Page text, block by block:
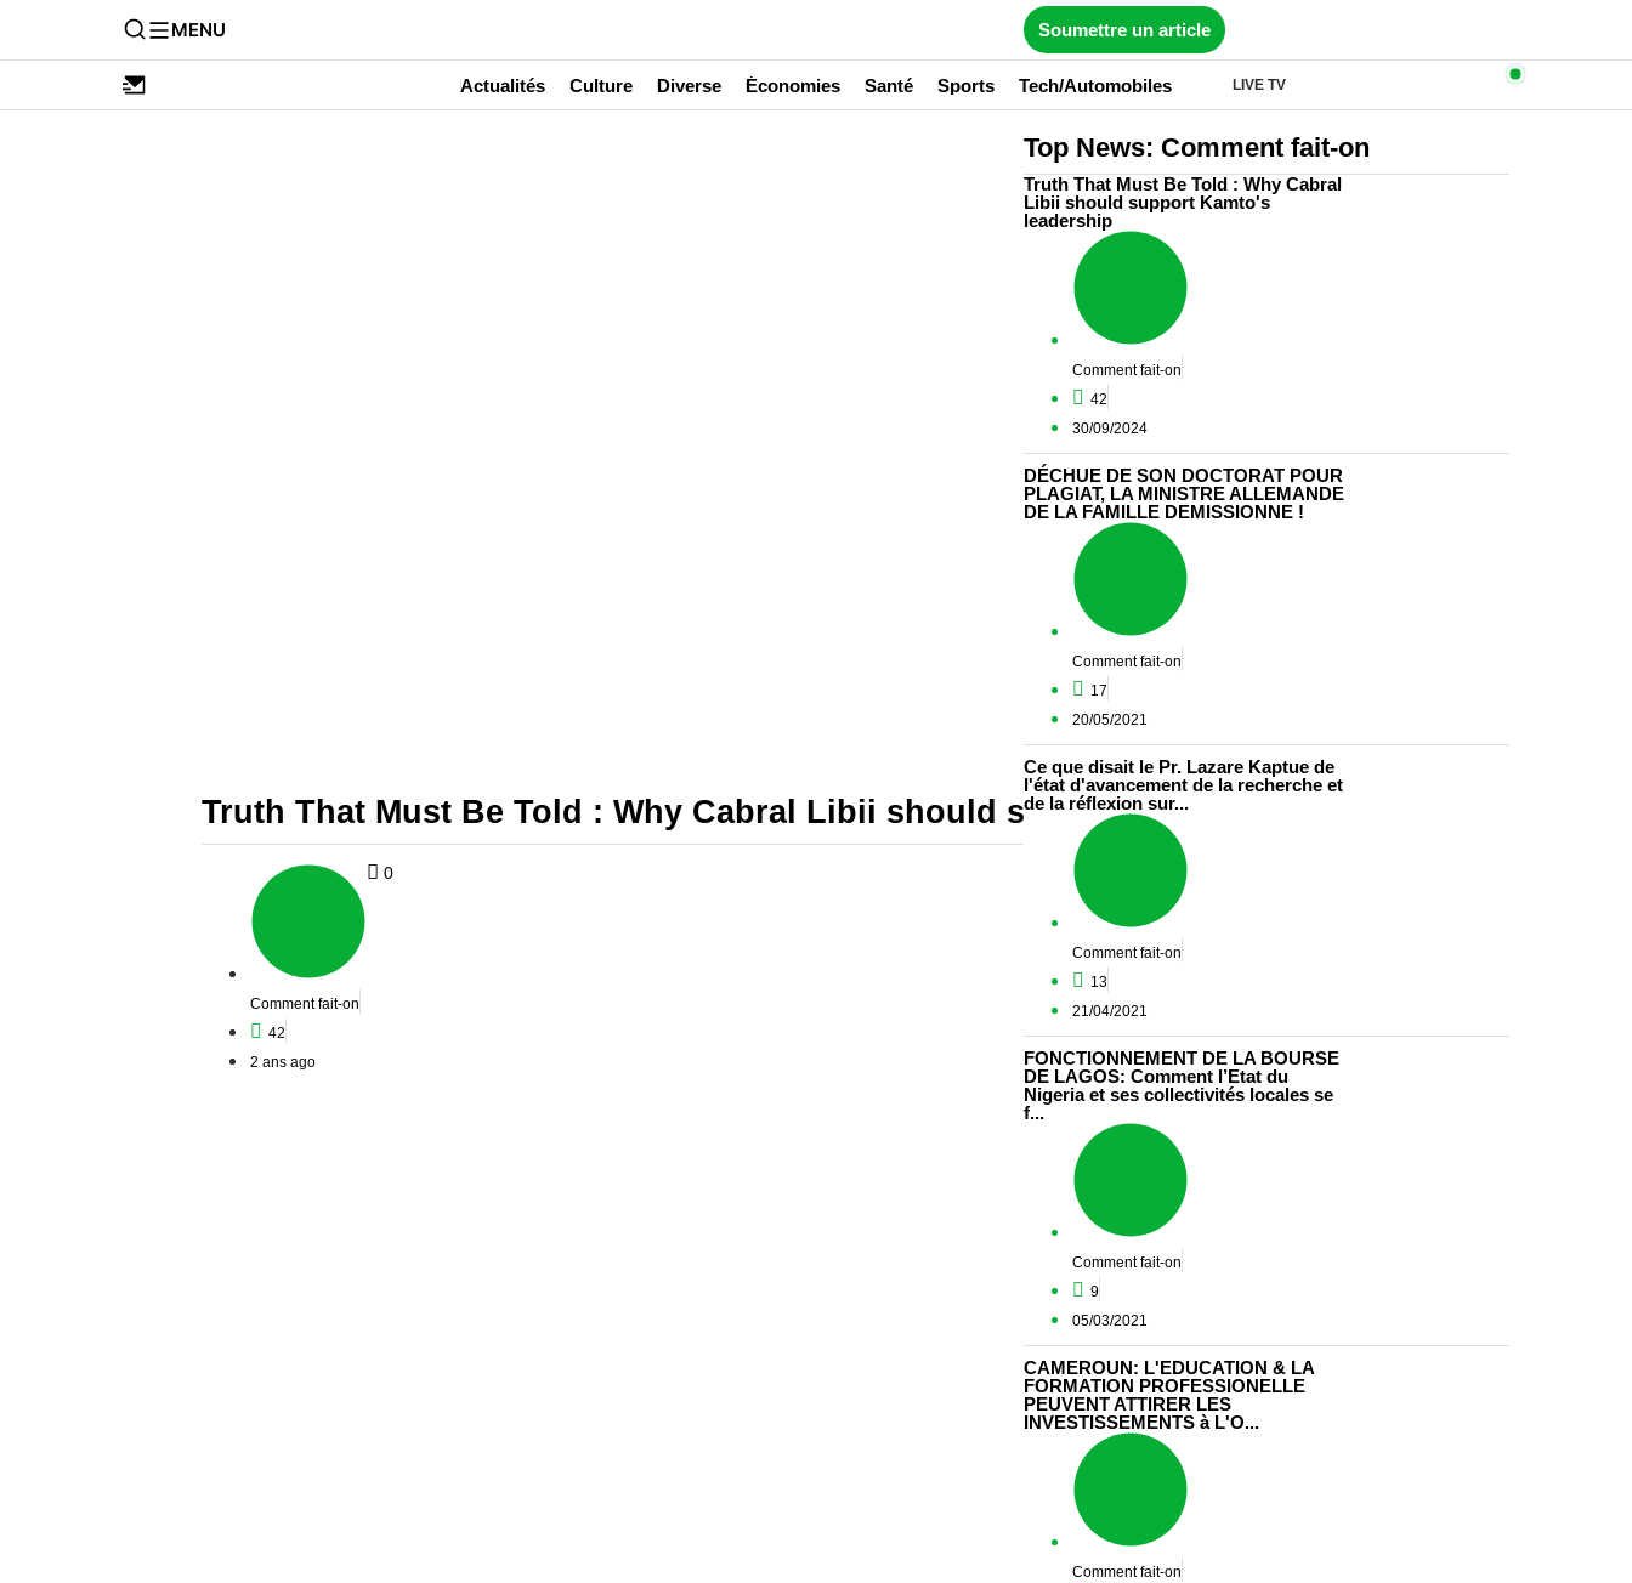
MENU Soumettre un article
Actualités Culture Diverse Économies Santé Sports Tech/Automobiles LIVE TV
Truth That Must Be Told : Why Cabral Libii should support Kamto’s leadership
Comment fait-on
42
2 ans ago
0
Top News: Comment fait-on
Truth That Must Be Told : Why Cabral
Libii should support Kamto's
leadership
Comment fait-on
42
30/09/2024
DÉCHUE DE SON DOCTORAT POUR
PLAGIAT, LA MINISTRE ALLEMANDE
DE LA FAMILLE DEMISSIONNE !
Comment fait-on
17
20/05/2021
Ce que disait le Pr. Lazare Kaptue de
l'état d'avancement de la recherche et
de la réflexion sur...
Comment fait-on
13
21/04/2021
FONCTIONNEMENT DE LA BOURSE
DE LAGOS: Comment l’Etat du
Nigeria et ses collectivités locales se
f...
Comment fait-on
9
05/03/2021
CAMEROUN: L'EDUCATION & LA
FORMATION PROFESSIONELLE
PEUVENT ATTIRER LES
INVESTISSEMENTS à L'O...
Comment fait-on